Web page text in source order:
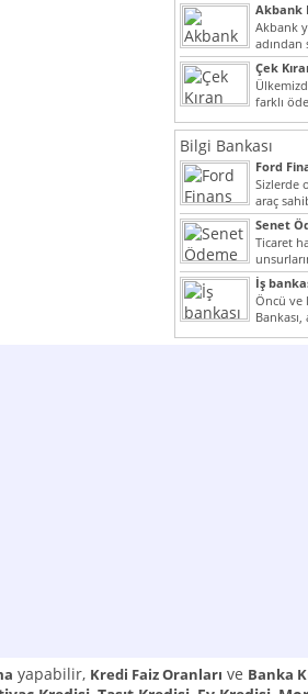
Akbank
Akbank
adından
müşteri
Çek
farklı
olmak
Bilgi Bankası
Ford
Sizlerde
araç
yazımız
Senet
Ticaret
Çünkü
İş
Öncü ve
yapabilir, Kredi Faiz Oranları ve Banka